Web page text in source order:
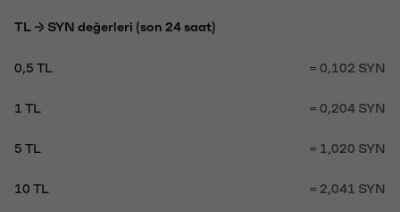
TL → SYN değerleri (son 24 saat)
0,5 TL = 0,102 SYN
1 TL = 0,204 SYN
5 TL = 1,020 SYN
10 TL = 2,041 SYN